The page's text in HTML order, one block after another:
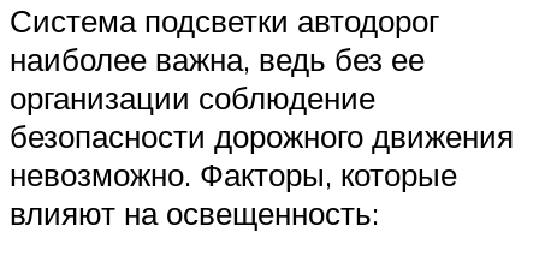
Система подсветки автодорог
наиболее важна, ведь без ее
организации соблюдение
безопасности дорожного движения
невозможно. Факторы, которые
влияют на освещенность: